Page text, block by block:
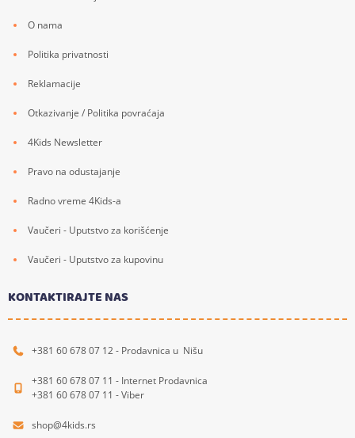
O nama
Politika privatnosti
Reklamacije
Otkazivanje / Politika povraćaja
4Kids Newsletter
Pravo na odustajanje
Radno vreme 4Kids-a
Vaučeri - Uputstvo za korišćenje
Vaučeri - Uputstvo za kupovinu
KONTAKTIRAJTE NAS
+381 60 678 07 12 - Prodavnica u Nišu
+381 60 678 07 11 - Internet Prodavnica
+381 60 678 07 11 - Viber
shop@4kids.rs